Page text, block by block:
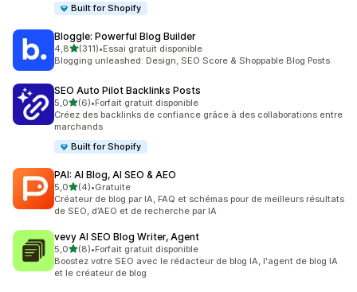
Built for Shopify
Bloggle: Powerful Blog Builder
4,8étoile(s) sur 5
(311)
311 avis au total
•Essai gratuit disponible
Blogging unleashed: Design, SEO Score & Shoppable Blog Posts
SEO Auto Pilot Backlinks Posts
5,0étoile(s) sur 5
(6)
6 avis au total
•Forfait gratuit disponible
Créez des backlinks de confiance grâce à des collaborations entre
marchands
Built for Shopify
PAI: AI Blog, AI SEO & AEO
5,0étoile(s) sur 5
(4)
4 avis au total
•Gratuite
Créateur de blog par IA, FAQ et schémas pour de meilleurs résultats
de SEO, d’AEO et de recherche par IA
vevy AI SEO Blog Writer, Agent
5,0étoile(s) sur 5
(8)
8 avis au total
•Forfait gratuit disponible
Boostez votre SEO avec le rédacteur de blog IA, l'agent de blog IA
et le créateur de blog